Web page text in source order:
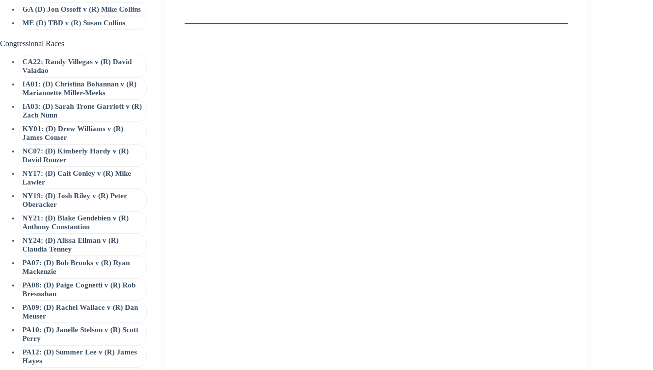
GA (D) Jon Ossoff v (R) Mike Collins
ME (D) TBD v (R) Susan Collins
Congressional Races
CA22: Randy Villegas v (R) David
Valadao
IA01: (D) Christina Bohannan v (R)
Mariannette Miller-Meeks
IA03: (D) Sarah Trone Garriott v (R)
Zach Nunn
KY01: (D) Drew Williams v (R)
James Comer
NC07: (D) Kimberly Hardy v (R)
David Rouzer
NY17: (D) Cait Conley v (R) Mike
Lawler
NY19: (D) Josh Riley v (R) Peter
Oberacker
NY21: (D) Blake Gendebien v (R)
Anthony Constantino
NY24: (D) Alissa Ellman v (R)
Claudia Tenney
PA07: (D) Bob Brooks v (R) Ryan
Mackenzie
PA08: (D) Paige Cognetti v (R) Rob
Bresnahan
PA09: (D) Rachel Wallace v (R) Dan
Meuser
PA10: (D) Janelle Stelson v (R) Scott
Perry
PA12: (D) Summer Lee v (R) James
Hayes